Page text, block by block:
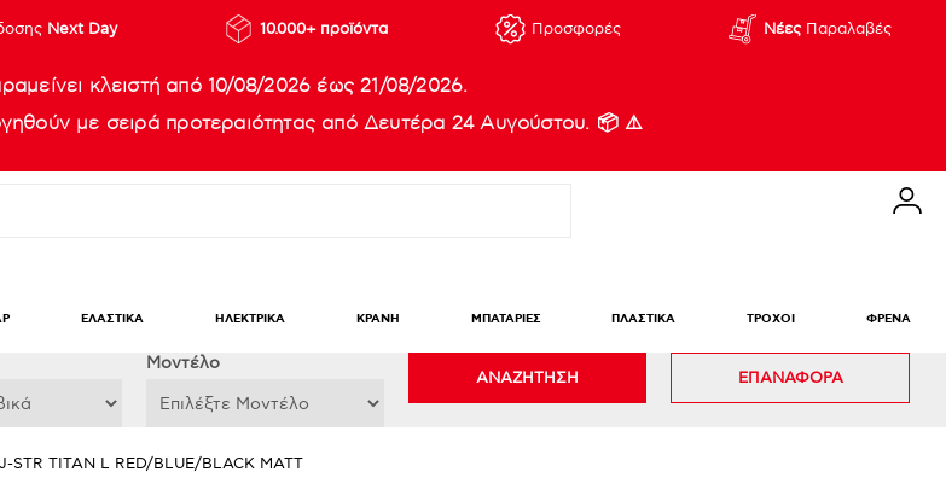
Next Day 10.000+ προϊόντα Προσφορές ΝέεςΠαραλαβές
κλειστή από 10/08/2026 έως 21/08/2026.
με σειρά προτεραιότητας από Δευτέρα 24 Αυγούστου. 📦 ⚠️
ΕΛΑΣΤΙΚΑ ΗΛΕΚΤΡΙΚΑ ΚΡΑΝΗ ΜΠΑΤΑΡΙΕΣ ΠΛΑΣΤΙΚΑ ΤΡΟΧΟΙ ΦΡΕΝΑ
Μοντέλο
ΑΝΑΖΗΤΗΣΗ ΕΠΑΝΑΦΟΡΑ
STR TITAN L RED/BLUE/BLACK MATT